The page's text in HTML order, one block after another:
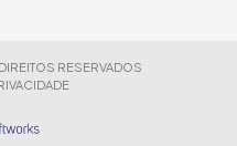
RESERVADOS